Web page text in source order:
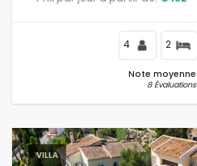
4 2
Note moyenne
8 Évaluations
VILLA